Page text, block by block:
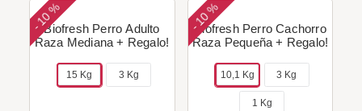
-
10 %
Biofresh Perro Adulto
Raza Mediana + Regalo!
15 Kg 3 Kg
-
10 %
Biofresh Perro Cachorro
Raza Pequeña + Regalo!
10,1 Kg 3 Kg
1 Kg